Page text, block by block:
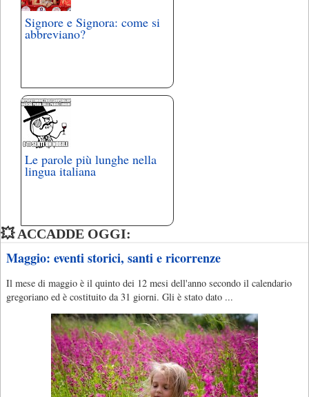
Signore e Signora: come si
abbreviano?
Le parole più lunghe nella
lingua italiana
💥 ACCADDE OGGI:
Maggio: eventi storici, santi e ricorrenze
Il mese di maggio è il quinto dei 12 mesi dell'anno secondo il calendario
gregoriano ed è costituito da 31 giorni. Gli è stato dato ...